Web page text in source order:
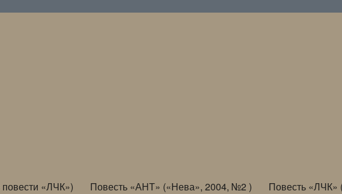
«ЛЧК») Повесть «АНТ» («Нева», 2004, №2 ) Повесть «ЛЧК»